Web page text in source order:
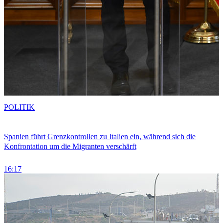
Spanien führt Grenzkontrollen zu Italien ein, während sich die
Konfrontation um die Migranten verschärft
16:17
POLITIK